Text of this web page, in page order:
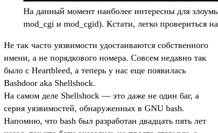
На данный момент наиболее интересны для
mod_cgi и mod_cgid). Кстати, легко провериться
Не так часто уязвимости удостаиваются собственного
имени, а не порядкового номера. Совсем недавно так
было с Heartbleed, а теперь у нас еще появилась
Bashdoor aka Shellshock.
На самом деле Shellshock — это даже не один баг, а
серия уязвимостей, обнаруженных в GNU bash.
Напомню, что bash был разработан двадцать пять лет